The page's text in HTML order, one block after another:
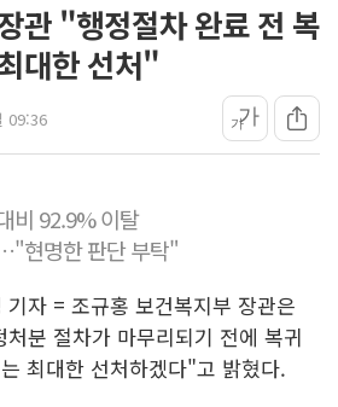
관 "행정절차 완료 전 복
대한 선처"
09:36 가가
비 92.9% 이탈
현명한 판단 부탁"
자 = 조규홍 보건복지부 장관은
분 절차가 마무리되기 전에 복귀
최대한 선처하겠다"고 밝혔다.